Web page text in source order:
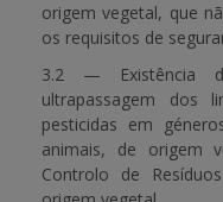
origem vegetal, que
os requisitos de
3.2 — Existência
ultrapassagem dos
pesticidas em
animais, de origem
Controlo de